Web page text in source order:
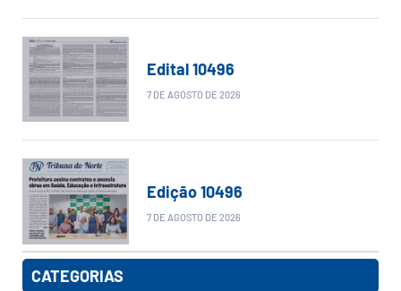
Edital 10496
7 DE AGOSTO DE 2026
Edição 10496
7 DE AGOSTO DE 2026
CATEGORIAS